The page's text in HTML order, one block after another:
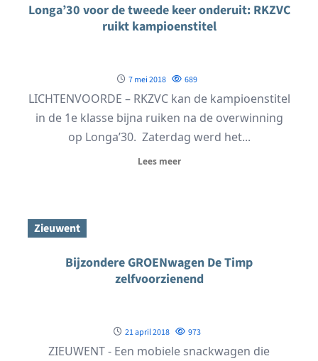
Longa’30 voor de tweede keer onderuit: RKZVC
ruikt kampioenstitel
7 mei 2018 689
LICHTENVOORDE – RKZVC kan de kampioenstitel
in de 1e klasse bijna ruiken na de overwinning
op Longa’30. Zaterdag werd het...
Lees meer
Zieuwent
Bijzondere GROENwagen De Timp
zelfvoorzienend
21 april 2018 973
ZIEUWENT - Een mobiele snackwagen die